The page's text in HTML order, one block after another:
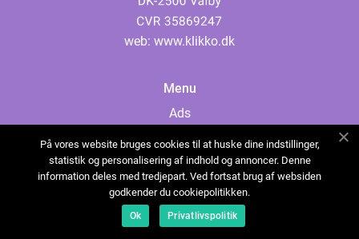
web: www.klikko.dk
Menu
Ads
Cookies
Contact
Sitemap
På vores website bruges cookies til at huske dine indstillinger,
statistik og personalisering af indhold og annoncer. Denne
information deles med tredjepart. Ved fortsat brug af websiden
godkender du cookiepolitikken.
Ok Privatlivspolitik